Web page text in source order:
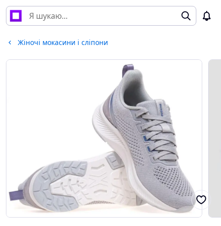
Жіночі мокасини і сліпони